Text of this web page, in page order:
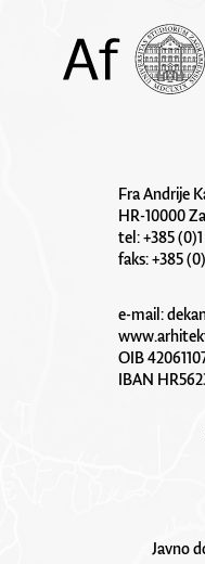
Fra Andrije
HR-10000
tel: +385
faks: +385
e-mail:
OIB
IBAN
Javno